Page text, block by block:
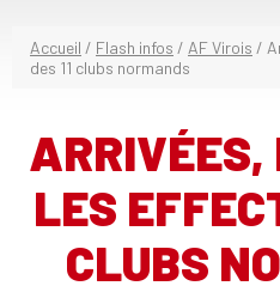
Accueil / Flash infos / AF Virois /
des 11 clubs normands
ARRIVÉES,
LES
CLUBS